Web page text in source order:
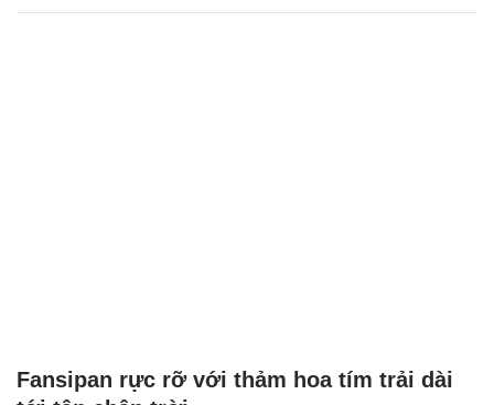
Fansipan rực rỡ với thảm hoa tím trải dài